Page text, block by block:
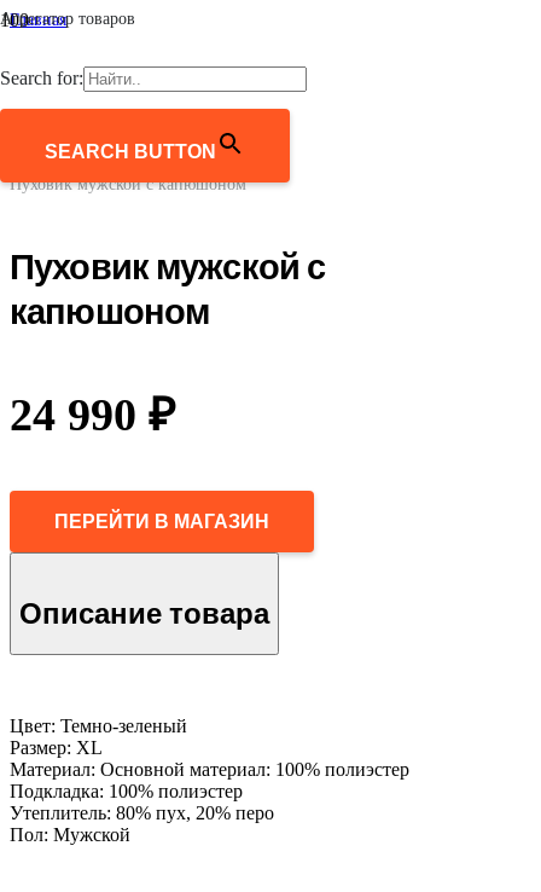
Агрегатор товаров
Search for:
SEARCH BUTTON
Главная
/
Пуховики и пуховые пальто
Пуховик мужской с капюшоном
Пуховик мужской с
капюшоном
24 990 ₽
ПЕРЕЙТИ В МАГАЗИН
Описание товара
Цвет: Темно-зеленый
Размер: XL
Материал: Основной материал: 100% полиэстер
Подкладка: 100% полиэстер
Утеплитель: 80% пух, 20% перо
Пол: Мужской